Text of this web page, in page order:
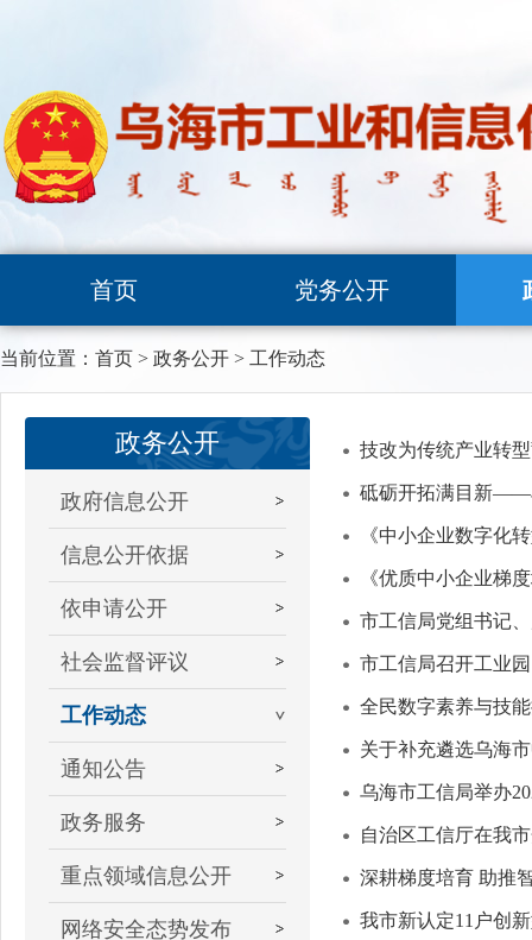
首页 党务公开
当前位置： 首页 > 政务公开 > 工作动态
政务公开
政府信息公开
信息公开依据
依申请公开
社会监督评议
工作动态
通知公告
政务服务
重点领域信息公开
网络安全态势发布
技改为传统产业转
砥砺开拓满目新——
《中小企业数字化
《优质中小企业梯
市工信局党组书记
市工信局召开工业
全民数字素养与技
关于补充遴选乌海
乌海市工信局举办
自治区工信厅在我
深耕梯度培育 助推
我市新认定11户创